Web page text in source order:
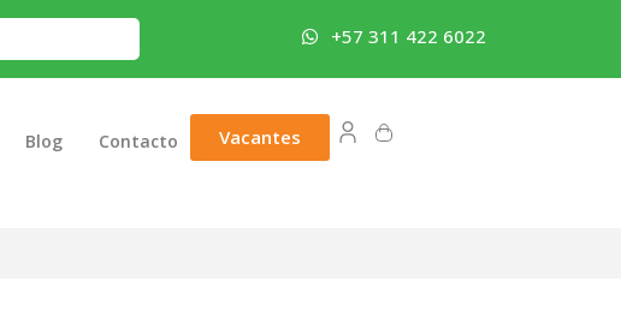
+57 311 422 6022
Blog Contacto Vacantes